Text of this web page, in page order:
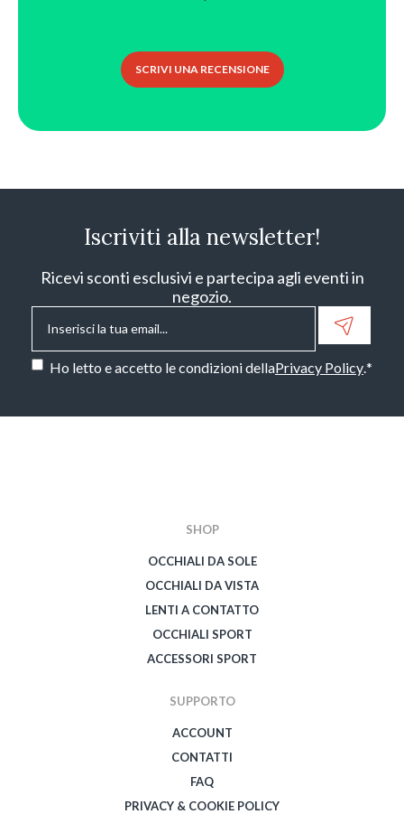
SCRIVI UNA RECENSIONE
Iscriviti alla newsletter!
Ricevi sconti esclusivi e partecipa agli eventi in
negozio.
Email*
Consenso*
Ho letto e accetto le condizioni dellaPrivacy Policy.*
SHOP
OCCHIALI DA SOLE
OCCHIALI DA VISTA
LENTI A CONTATTO
OCCHIALI SPORT
ACCESSORI SPORT
SUPPORTO
ACCOUNT
CONTATTI
FAQ
PRIVACY & COOKIE POLICY